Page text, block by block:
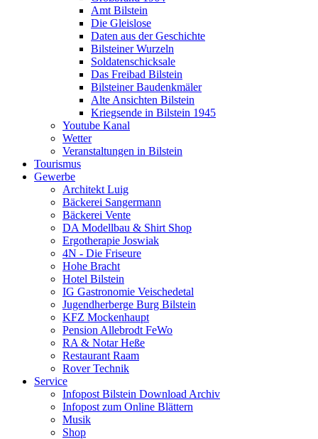
Amt Bilstein
Die Gleislose
Daten aus der Geschichte
Bilsteiner Wurzeln
Soldatenschicksale
Das Freibad Bilstein
Bilsteiner Baudenkmäler
Alte Ansichten Bilstein
Kriegsende in Bilstein 1945
Youtube Kanal
Wetter
Veranstaltungen in Bilstein
Tourismus
Gewerbe
Architekt Luig
Bäckerei Sangermann
Bäckerei Vente
DA Modellbau & Shirt Shop
Ergotherapie Joswiak
4N - Die Friseure
Hohe Bracht
Hotel Bilstein
IG Gastronomie Veischedetal
Jugendherberge Burg Bilstein
KFZ Mockenhaupt
Pension Allebrodt FeWo
RA & Notar Heße
Restaurant Raam
Rover Technik
Service
Infopost Bilstein Download Archiv
Infopost zum Online Blättern
Musik
Shop